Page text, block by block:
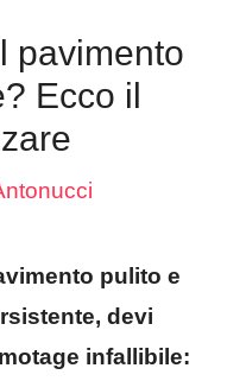
pavimento
Ecco il
pulito e
devi
infallibile: